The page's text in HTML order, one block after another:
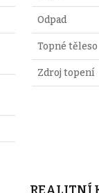
Odpad
Topné těleso
Zdroj topení